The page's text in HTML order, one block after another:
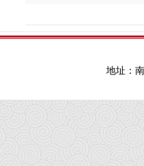
地址：